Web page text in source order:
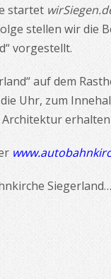
startet
stellen wir die
vorgestellt.
auf dem
Uhr, zum
Siegerland…